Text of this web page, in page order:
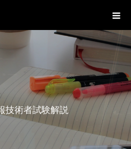
技術者試験解説